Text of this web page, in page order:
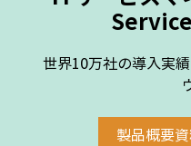
世界10万社の導入実
製品概要